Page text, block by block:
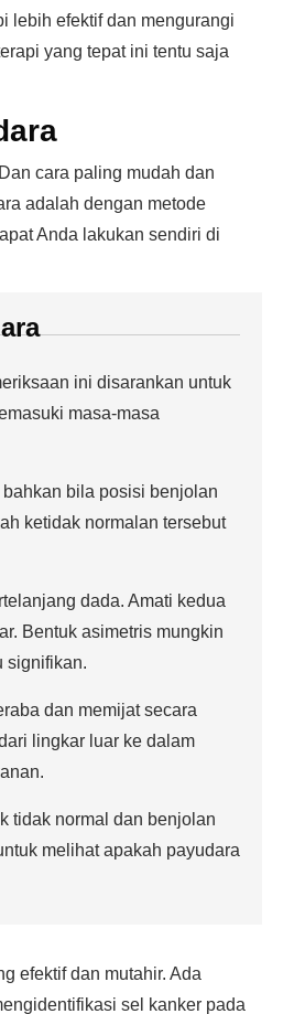
lebih efektif dan mengurangi
yang tepat ini tentu saja
cara paling mudah dan
adalah dengan metode
Anda lakukan sendiri di
ini disarankan untuk
masa-masa
bila posisi benjolan
ketidak normalan tersebut
dada. Amati kedua
Bentuk asimetris mungkin
signifikan.
dan memijat secara
lingkar luar ke dalam
tidak normal dan benjolan
melihat apakah payudara
efektif dan mutahir. Ada
sel kanker pada